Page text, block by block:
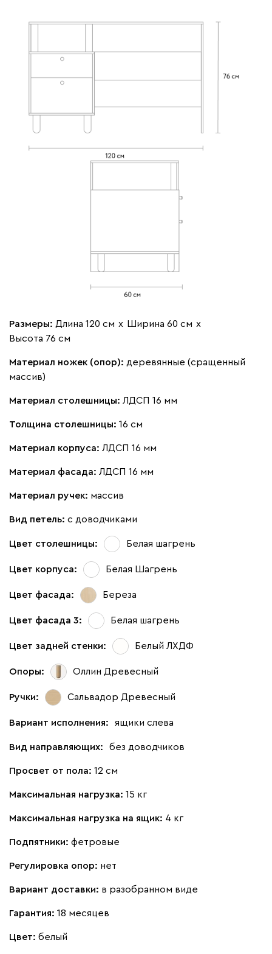
Размеры: Длина 120 см х Ширина 60 см х
Высота 76 см
Материал ножек (опор): деревянные (сращенный
массив)
Материал столешницы: ЛДСП 16 мм
Толщина столешницы: 16 см
Материал корпуса: ЛДСП 16 мм
Материал фасада: ЛДСП 16 мм
Материал ручек: массив
Вид петель: с доводчиками
Цвет столешницы: Белая шагрень
Цвет корпуса: Белая Шагрень
Цвет фасада: Береза
Цвет фасада 3: Белая шагрень
Цвет задней стенки: Белый ЛХДФ
Опоры: Оллин Древесный
Ручки: Сальвадор Древесный
Вариант исполнения: ящики слева
Вид направляющих: без доводчиков
Просвет от пола: 12 см
Максимальная нагрузка: 15 кг
Максимальная нагрузка на ящик: 4 кг
Подпятники: фетровые
Регулировка опор: нет
Вариант доставки: в разобранном виде
Гарантия: 18 месяцев
Цвет: белый